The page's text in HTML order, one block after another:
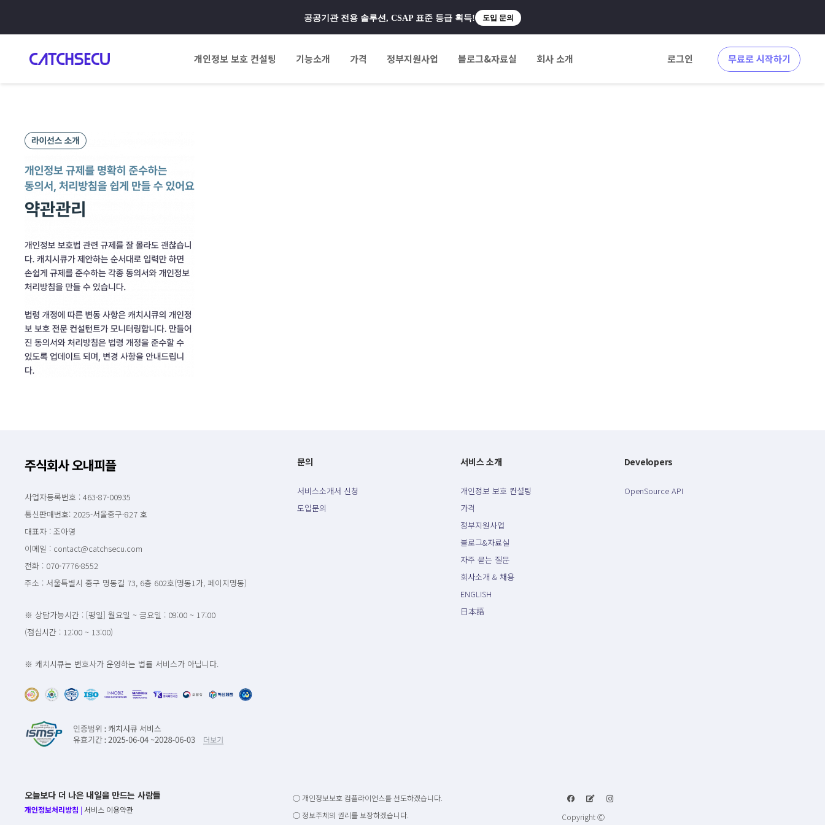
공공기관 전용 솔루션, CSAP 표준 등급 획득! 도입 문의
개인정보 보호 컨설팅 기능소개 가격 정부지원사업 블로그&자료실 회사 소개 로그인 무료로 시작하기
주식회사 오내피플
사업자등록번호 : 463-87-00935
통신판매번호: 2025-서울중구-827 호
대표자 : 조아영
이메일 : contact@catchsecu.com
전화 : 070-7776-8552
주소 : 서울특별시 중구 명동길 73, 6층 602호(명동1가, 페이지명동)
※ 상담가능시간 : [평일] 월요일 ~ 금요일 : 09:00 ~ 17:00
(점심시간 : 12:00 ~ 13:00)
※ 캐치시큐는 변호사가 운영하는 법률 서비스가 아닙니다.
문의
서비스소개서 신청
도입문의
서비스 소개
개인정보 보호 컨설팅
가격
정부지원사업
블로그&자료실
자주 묻는 질문
회사소개 & 채용
ENGLISH
日本語
Developers
OpenSource API
오늘보다 더 나은 내일을 만드는 사람들
개인정보처리방침 | 서비스 이용약관
○ 개인정보보호 컴플라이언스를 선도하겠습니다.
○ 정보주체의 권리를 보장하겠습니다.
Copyright Ⓒ